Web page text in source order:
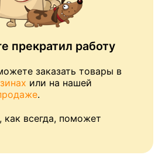
прекратил работу
заказать товары в
или на нашей
.
как всегда, поможет